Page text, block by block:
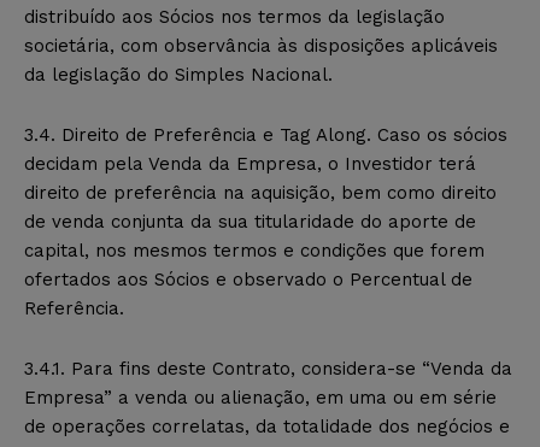
distribuído aos Sócios nos termos da legislação
societária, com observância às disposições aplicáveis
da legislação do Simples Nacional.
3.4. Direito de Preferência e Tag Along. Caso os sócios
decidam pela Venda da Empresa, o Investidor terá
direito de preferência na aquisição, bem como direito
de venda conjunta da sua titularidade do aporte de
capital, nos mesmos termos e condições que forem
ofertados aos Sócios e observado o Percentual de
Referência.
3.4.1. Para fins deste Contrato, considera-se “Venda da
Empresa” a venda ou alienação, em uma ou em série
de operações correlatas, da totalidade dos negócios e